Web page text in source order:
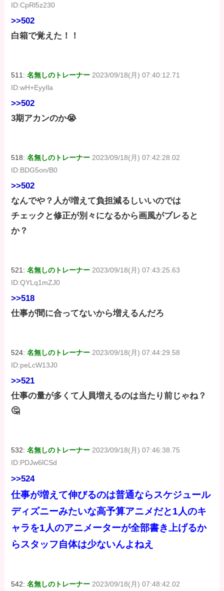
ID:CpRl5z230
>>502
白箱で覚えた！！
511:名無しのトレーナー 2023/09/18(月) 07:40:12.71
ID:wH+EyyIla
>>502
3期アカンのか😭
518:名無しのトレーナー 2023/09/18(月) 07:42:28.02
ID:BDG5on/B0
>>502
なんでや？人が増えて負担減るしいいのでは
チェックと修正が別々になるから画風がブレると
か？
521:名無しのトレーナー 2023/09/18(月) 07:43:25.63
ID:QYLq1mZJ0
>>518
仕事が間に合ってないから増えるんだろ
524:名無しのトレーナー 2023/09/18(月) 07:44:29.58
ID:peLcW13J0
>>521
仕事の量が多くて人員増えるのは当たり前じゃね？
🤔
532:名無しのトレーナー 2023/09/18(月) 07:46:38.75
ID:PDJw6lCSd
>>524
仕事が増えて伸びるのは普通ならスケジュール
ディズニーみたいな高予算アニメだと1人のキ
ャラを1人のアニメーターが全部書き上げるか
らスタッフ自体は少ないんよねえ
542:名無しのトレーナー 2023/09/18(月) 07:48:42.02